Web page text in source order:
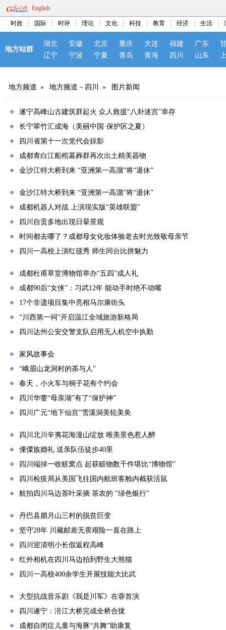
English
时政 国际 时评 理论 文化 科技 教育 经济 生活
地方站群
湖北 安徽 北京 重庆 大连 福建 广东
辽宁
宁波 宁夏 青岛 青海 四川 山东
地方频道 » 地方频道－四川 » 图片新闻
遂宁高峰山古建筑群起火 众人救援“八卦迷宫”幸存
长宁翠竹汇成海（美丽中国·保护区之夏）
四川省第十一次党代会掠影
成都青白江船棺墓葬群再次出土精美器物
金沙江特大桥到来 “亚洲第一高溜”将“退休”
金沙江特大桥到来 “亚洲第一高溜”将“退休”
成都机器人对战 上演现实版“英雄联盟”
四川自贡多地出现日晕景观
时间都去哪了？成都母女化妆体验老去时光致敬母亲节
四川一高校上演红毯秀 师生同台比拼魅力
成都杜甫草堂博物馆举办“五四”成人礼
成都90后“女侠”：习武12年 能动手时绝不动嘴
17个非遗项目集中亮相马尔康街头
“川西第一祠”开启温江全域旅游新格局
四川达州公安交警支队启用无人机空中执勤
家风故事会
“峨眉山龙洞村的茶与人”
春天，小火车与桐子花有个约会
四川华蓥“母亲湖”有了“保护神”
四川广元“地下仙宫”雪溪洞美轮美奂
四川北川辛夷花海漫山绽放 唯美景色惹人醉
傈僳族婚礼 送亲队伍徒步40里
四川端掉一收赃窝点 起获赃物数千件堪比“博物馆”
四川检疫局从美国飞往国内航班客舱内截获活鼠
航拍四川马边茶叶采摘 茶农的 "绿色银行"
丹巴县腊月山三村的脱贫巨变
坚守28年 川藏邮差无畏艰险一直在路上
四川迎清明小长假返程高峰
红外相机在四川马边拍到野生大熊猫
四川一高校400余学生开展技能大比武
大型抗战音乐剧《我是川军》在蓉首演
四川遂宁：涪江大桥完成全桥合拢
成都自闭症儿童与海豚“共舞”助康复